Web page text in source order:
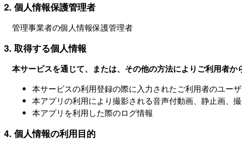
2. 個人情報保護管理者
管理事業者の個人情報保護管理者
3. 取得する個人情報
本サービスを通じて、または、その他の方法によりご利用者か
本サービスの利用登録の際に入力されたご利用者のユー
本アプリの利用により撮影される音声付動画、静止画、
本アプリを利用した際のログ情報
4. 個人情報の利用目的